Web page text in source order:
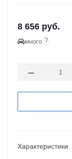
8 656 руб.
много ?
Характеристики